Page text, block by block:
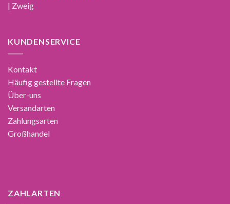
| Zweig
KUNDENSERVICE
Kontakt
Häufig gestellte Fragen
Über-uns
Versandarten
Zahlungsarten
Großhandel
ZAHLARTEN